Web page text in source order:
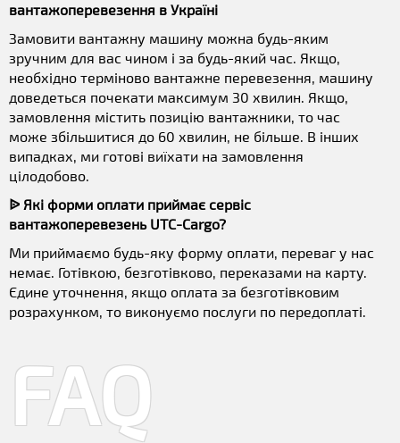
вантажоперевезення в Україні
Замовити вантажну машину можна будь-яким
зручним для вас чином і за будь-який час. Якщо,
необхідно терміново вантажне перевезення, машину
доведеться почекати максимум 30 хвилин. Якщо,
замовлення містить позицію вантажники, то час
може збільшитися до 60 хвилин, не більше. В інших
випадках, ми готові виїхати на замовлення
цілодобово.
ᐉ Які форми оплати приймає сервіс
вантажоперевезень UTC-Cargo?
Ми приймаємо будь-яку форму оплати, переваг у нас
немає. Готівкою, безготівково, переказами на карту.
Єдине уточнення, якщо оплата за безготівковим
розрахунком, то виконуємо послуги по передоплаті.
FAQ